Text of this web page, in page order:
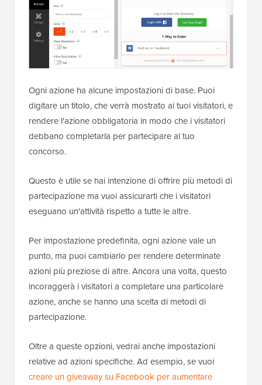
Ogni azione ha alcune impostazioni di base. Puoi
digitare un titolo, che verrà mostrato ai tuoi visitatori, e
rendere l'azione obbligatoria in modo che i visitatori
debbano completarla per partecipare al tuo
concorso.
Questo è utile se hai intenzione di offrire più metodi di
partecipazione ma vuoi assicurarti che i visitatori
eseguano un'attività rispetto a tutte le altre.
Per impostazione predefinita, ogni azione vale un
punto, ma puoi cambiarlo per rendere determinate
azioni più preziose di altre. Ancora una volta, questo
incoraggerà i visitatori a completare una particolare
azione, anche se hanno una scelta di metodi di
partecipazione.
Oltre a queste opzioni, vedrai anche impostazioni
relative ad azioni specifiche. Ad esempio, se vuoi
creare un giveaway su Facebook per aumentare